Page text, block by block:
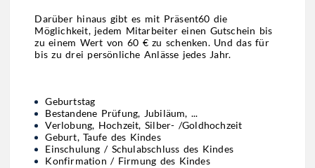
Darüber hinaus gibt es mit Präsent60 die
Möglichkeit, jedem Mitarbeiter einen Gutschein bis
zu einem Wert von 60 € zu schenken. Und das für
bis zu drei persönliche Anlässe jedes Jahr.
Geburtstag
Bestandene Prüfung, Jubiläum, ...
Verlobung, Hochzeit, Silber- /Goldhochzeit
Geburt, Taufe des Kindes
Einschulung / Schulabschluss des Kindes
Konfirmation / Firmung des Kindes